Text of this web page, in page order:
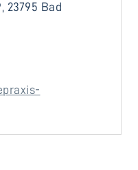
23795 Bad